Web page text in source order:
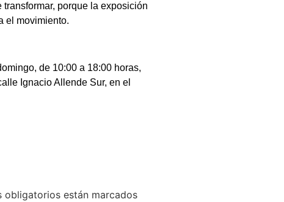
porque la exposición
el movimiento.
de 10:00 a 18:00 horas,
Ignacio Allende Sur, en el
obligatorios están marcados